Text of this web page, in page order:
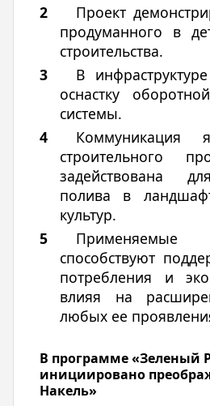
Проект
продуманного в
строительства.
В
оснастку
системы.
Коммуникация
строительного
задействована
полива в
культур.
способствуют
потребления и
влияя на
любых ее
В программе «Зеленый
инициировано
Накель»